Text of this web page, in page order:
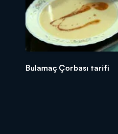
Bulamaç Çorbası tarifi